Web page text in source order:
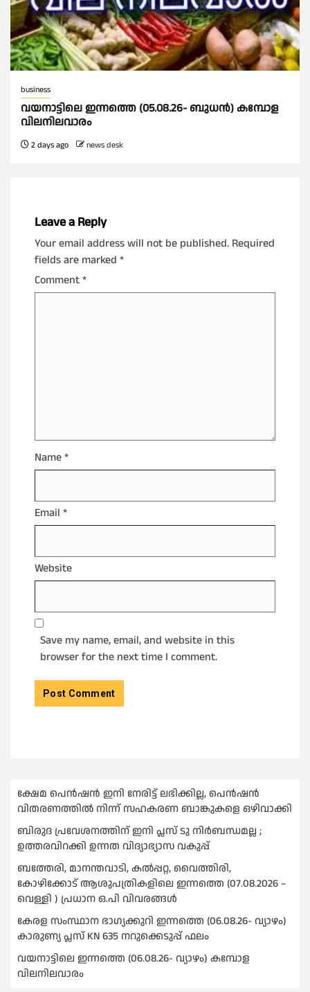
business
വയനാട്ടിലെ ഇന്നത്തെ (05.08.26- ബുധൻ) കമ്പോള
വിലനിലവാരം
2 days ago news desk
Leave a Reply
Your email address will not be published. Required
fields are marked *
Comment*
Name*
Email *
Website
Save my name, email, and website in this
browser for the next time I comment.
ക്ഷേമ പെൻഷൻ ഇനി നേരിട്ട് ലഭിക്കില്ല, പെൻഷൻ
വിതരണത്തില്‍ നിന്ന് സഹകരണ ബാങ്കുകളെ ഒഴിവാക്കി
ബിരുദ പ്രവേശനത്തിന് ഇനി പ്ലസ് ടു നിര്‍ബന്ധമല്ല ;
ഉത്തരവിറക്കി ഉന്നത വിദ്യാഭ്യാസ വകുപ്പ്
ബത്തേരി, മാനന്തവാടി, കൽപ്പറ്റ, വൈത്തിരി,
കോഴിക്കോട് ആശുപത്രികളിലെ ഇന്നത്തെ (07.08.2026 –
വെള്ളി ) പ്രധാന ഒ.പി വിവരങ്ങൾ
കേരള സംസ്ഥാന ഭാഗ്യക്കുറി ഇന്നത്തെ (06.08.26- വ്യാഴം)
കാരുണ്യ പ്ലസ് KN 635 നറുക്കെടുപ്പ് ഫലം
വയനാട്ടിലെ ഇന്നത്തെ (06.08.26- വ്യാഴം) കമ്പോള
വിലനിലവാരം